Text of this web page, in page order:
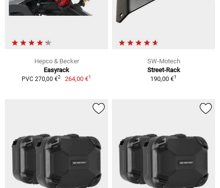
Hepco & Becker
Easyrack
PVC 270,00 €2 264,00 €1
SW-Motech
Street-Rack
190,00 €1